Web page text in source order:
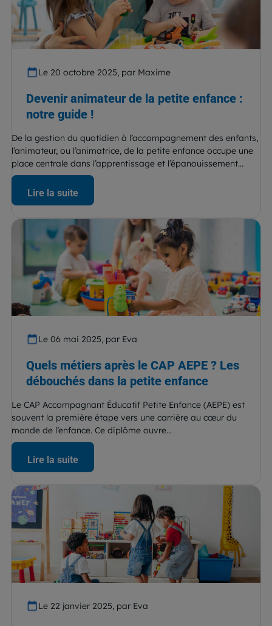
Le 20 octobre 2025, par Maxime
Devenir animateur de la petite enfance :
notre guide !
De la gestion du quotidien à l’accompagnement des enfants,
l’animateur, ou l’animatrice, de la petite enfance occupe une
place centrale dans l’apprentissage et l’épanouissement...
Lire la suite
Le 06 mai 2025, par Eva
Quels métiers après le CAP AEPE ? Les
débouchés dans la petite enfance
Le CAP Accompagnant Éducatif Petite Enfance (AEPE) est
souvent la première étape vers une carrière au cœur du
monde de l’enfance. Ce diplôme ouvre...
Lire la suite
Le 22 janvier 2025, par Eva